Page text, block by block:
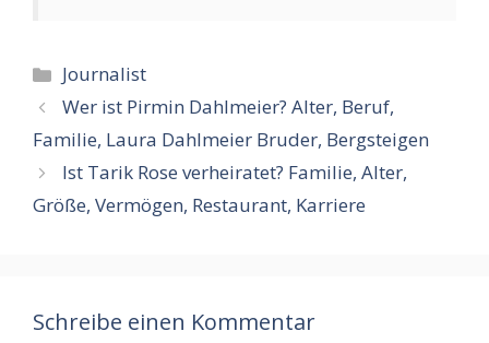
Kategorien
Journalist
Wer ist Pirmin Dahlmeier? Alter, Beruf,
Familie, Laura Dahlmeier Bruder, Bergsteigen
Ist Tarik Rose verheiratet? Familie, Alter,
Größe, Vermögen, Restaurant, Karriere
Schreibe einen Kommentar